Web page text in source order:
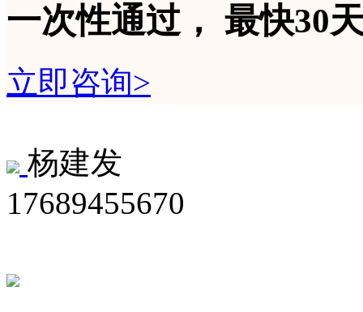
一次性通过， 最快30
立即咨询>
杨建发
17689455670